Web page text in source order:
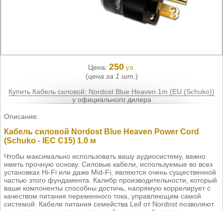
Цена: 250 у.е.
(цена за 1 шт.)
Купить Кабель силовой: Nordost Blue Heaven 1m (EU (Schuko))
у официального дилера
Описание:
Кабель силовой Nordost Blue Heaven Power Cord
(Schuko - IEC C15) 1.0 м
Чтобы максимально использовать вашу аудиосистему, важно
иметь прочную основу. Силовые кабели, используемые во всех
установках Hi-Fi или даже Mid-Fi, являются очень существенной
частью этого фундамента. Калибр производительности, который
ваши компоненты способны достичь, напрямую коррелирует с
качеством питания переменного тока, управляющим самой
системой. Кабели питания семейства Leif от Nordost позволяют